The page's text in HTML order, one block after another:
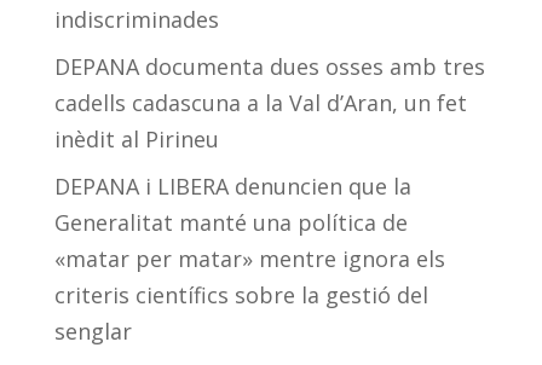
indiscriminades
DEPANA documenta dues osses amb tres
cadells cadascuna a la Val d’Aran, un fet
inèdit al Pirineu
DEPANA i LIBERA denuncien que la
Generalitat manté una política de
«matar per matar» mentre ignora els
criteris científics sobre la gestió del
senglar